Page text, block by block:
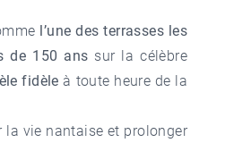
l’une des terrasses les
de 150 ans sur la célèbre
fidèle à toute heure de la
la vie nantaise et prolonger